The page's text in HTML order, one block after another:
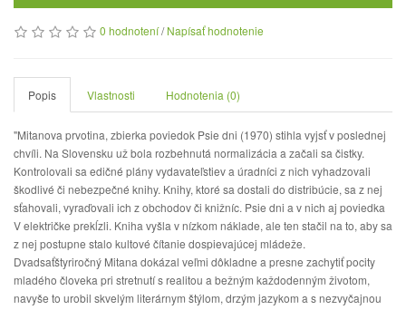
0 hodnotení/Napísať hodnotenie
Popis Vlastnosti Hodnotenia (0)
"Mitanova prvotina, zbierka poviedok Psie dni (1970) stihla vyjsť v poslednej
chvíli. Na Slovensku už bola rozbehnutá normalizácia a začali sa čistky.
Kontrolovali sa edičné plány vydavateľstiev a úradníci z nich vyhadzovali
škodlivé či nebezpečné knihy. Knihy, ktoré sa dostali do distribúcie, sa z nej
sťahovali, vyraďovali ich z obchodov či knižníc. Psie dni a v nich aj poviedka
V električke prekĺzli. Kniha vyšla v nízkom náklade, ale ten stačil na to, aby sa
z nej postupne stalo kultové čítanie dospievajúcej mládeže.
Dvadsaťštyriročný Mitana dokázal veľmi dôkladne a presne zachytiť pocity
mladého človeka pri stretnutí s realitou a bežným každodenným životom,
navyše to urobil skvelým literárnym štýlom, drzým jazykom a s nezvyčajnou